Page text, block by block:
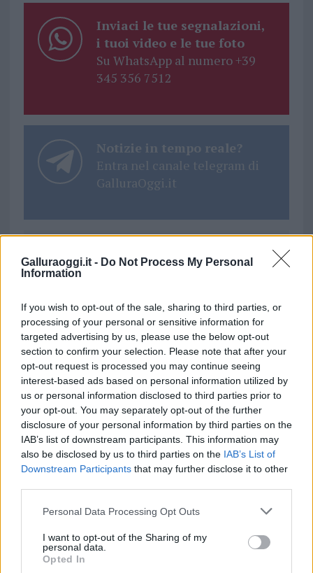
Galluraoggi.it - Do Not Process My Personal
Information
If you wish to opt-out of the sale, sharing to third parties, or
processing of your personal or sensitive information for
targeted advertising by us, please use the below opt-out
section to confirm your selection. Please note that after your
opt-out request is processed you may continue seeing
interest-based ads based on personal information utilized by
us or personal information disclosed to third parties prior to
your opt-out. You may separately opt-out of the further
disclosure of your personal information by third parties on the
IAB’s list of downstream participants. This information may
also be disclosed by us to third parties on the IAB’s List of
Downstream Participants that may further disclose it to other
Please note that this website/app uses one or more Google
not limited to your visit or usage behaviour. You may click to
grant or deny consent to Google and its third-party tags to
use your data for below specified purposes in below Google
Personal Data Processing Opt Outs
I want to opt-out of the Sharing of my
personal data.
Opted In
Inviaci le tue segnalazioni,
i tuoi video e le tue foto
Su WhatsApp al numero +39
345 356 7512
Notizie in tempo reale?
Entra nel canale telegram di
GalluraOggi.it
Ricevi le nostre ultime news
daGoogle News
Condividi l'articolo
F
a
ce
b
o
o
k
T
w
it
te
r
Pi
n
te
re
st
W
h
at
s
A
p
p
S
h
a
re
Articolo precedente
Prossimo articolo
NOTIZIE RECENTI
Le previsioni meteo per il weekend a Olbia e in